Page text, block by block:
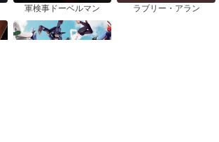
軍検事ドーベルマン ラブリー・アラン